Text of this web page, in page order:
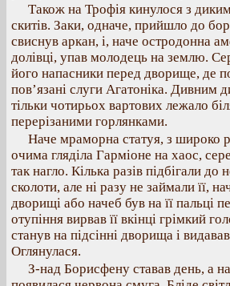
Також на Трофія кинулося з
скитів. Заки, одначе, прийшло до
свиснув аркан, і, наче остродонна
долівці, упав молодець на землю.
його напасники перед дворище, де
пов’язані слуги Агатоніка. Дивним
тільки чотирьох вартових лежало
перерізаними горлянками.
Наче мраморна статуя, з широко
очима гляділа Гарміоне на хаос,
так нагло. Кілька разів підбігали до
сколоти, але ні разу не займали її,
дворищі або начеб був на її пальці
отупіння вирвав її вкінці грімкий
станув на підсінні дворища і
Оглянулася.
З-над Борисфену ставав день, а